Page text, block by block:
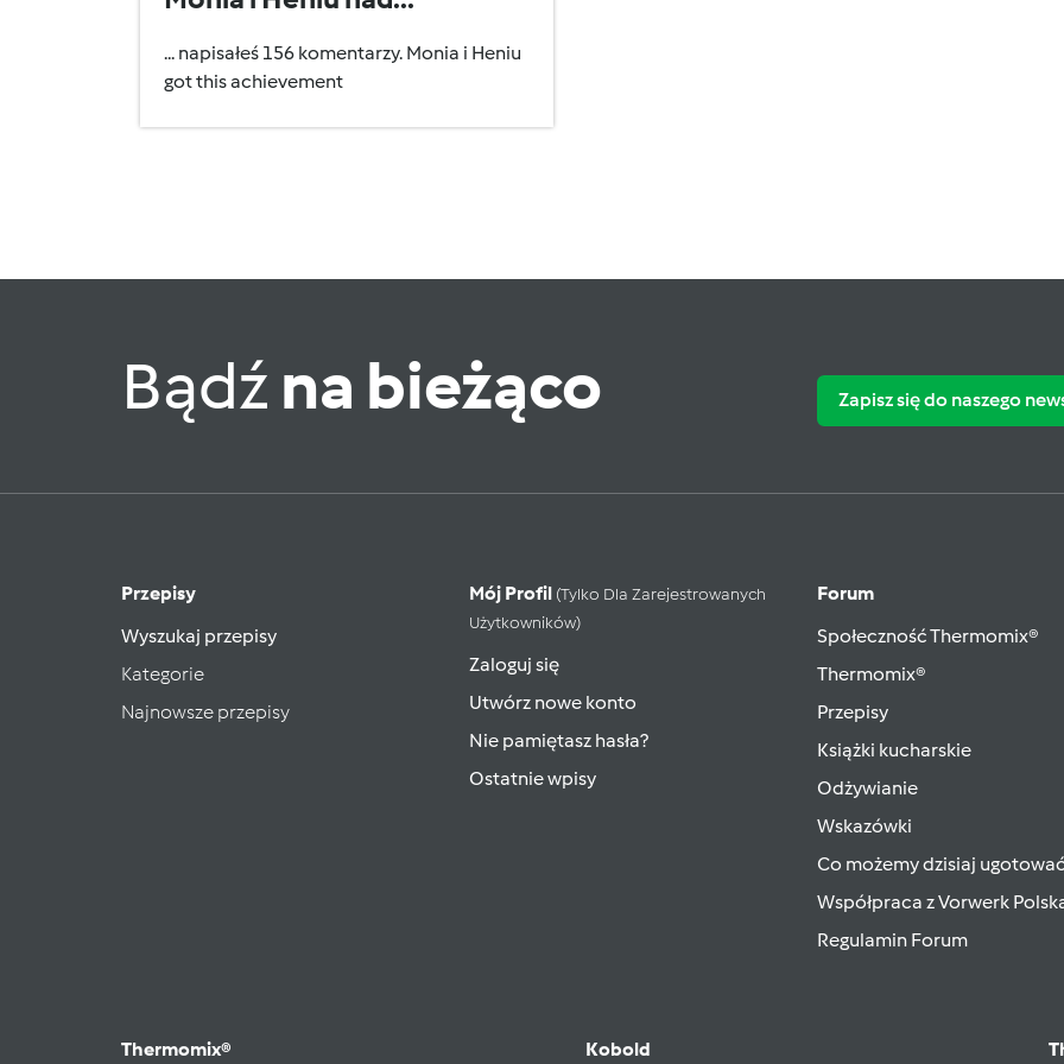
... napisałeś 156 komentarzy. Monia i Heniu
got this achievement
Bądź na bieżąco Zapisz się do naszego
Przepisy
Wyszukaj przepisy
Kategorie
Najnowsze przepisy
Mój Profil (tylko Dla Zarejestrowanych
Użytkowników)
Zaloguj się
Utwórz nowe konto
Nie pamiętasz hasła?
Ostatnie wpisy
Forum
Społeczność Thermomix®
Thermomix®
Przepisy
Książki kucharskie
Odżywianie
Wskazówki
Co możemy dzisiaj
Współpraca z Vorwerk
Regulamin Forum
Thermomix® Kobold